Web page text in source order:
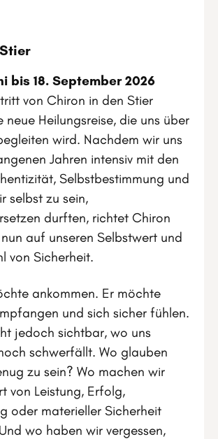
bis 18. September 2026
von Chiron in den Stier
neue Heilungsreise, die uns über
wird. Nachdem wir uns
Jahren intensiv mit den
Selbstbestimmung und
selbst zu sein,
durften, richtet Chiron
auf unseren Selbstwert und
von Sicherheit.
ankommen. Er möchte
und sich sicher fühlen.
jedoch sichtbar, wo uns
schwerfällt. Wo glauben
zu sein? Wo machen wir
von Leistung, Erfolg,
oder materieller Sicherheit
wo haben wir vergessen,